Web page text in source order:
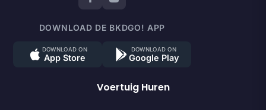
DOWNLOAD DE BKDGO! APP
DOWNLOAD ON
App Store
DOWNLOAD ON
Google Play
Voertuig Huren